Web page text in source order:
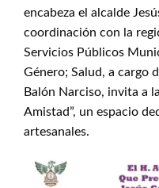
encabeza el alcalde
coordinación con la
Servicios Públicos
Género; Salud, a cargo
Balón Narciso, invita a
Amistad”, un espacio
artesanales.